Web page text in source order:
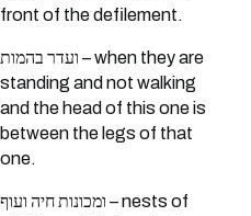
front of the defilement.
ועדר בהמות – when they are
standing and not walking
and the head of this one is
between the legs of that
one.
ומכונות חיה ועוף – nests of